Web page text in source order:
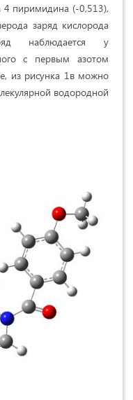
4 пиримидина (-0,513),
заряд кислорода
наблюдается у
с первым азотом
из рисунка 1в можно
водородной